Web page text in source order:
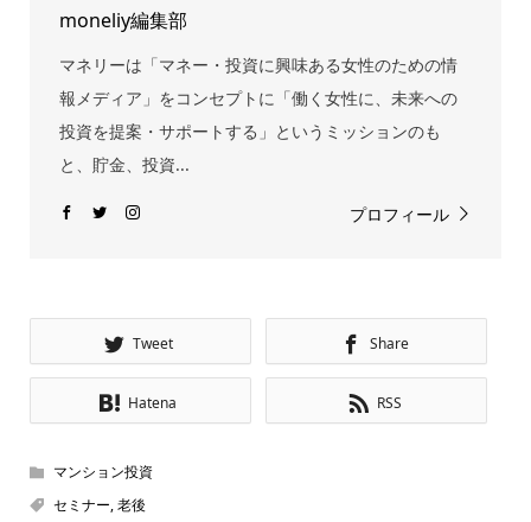
moneliy編集部
マネリーは「マネー・投資に興味ある女性のための情
報メディア」をコンセプトに「働く女性に、未来への
投資を提案・サポートする」というミッションのも
と、貯金、投資...
プロフィール
Tweet Share
Hatena RSS
マンション投資
セミナー,老後